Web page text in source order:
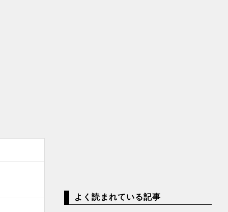
よく読まれている記事